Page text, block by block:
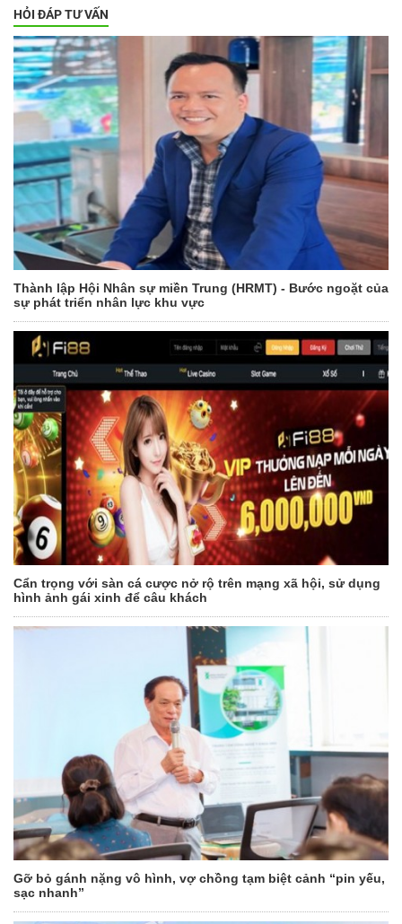
HỎI ĐÁP TƯ VẤN
Thành lập Hội Nhân sự miền Trung (HRMT) - Bước ngoặt của
sự phát triển nhân lực khu vực
Cẩn trọng với sàn cá cược nở rộ trên mạng xã hội, sử dụng
hình ảnh gái xinh để câu khách
Gỡ bỏ gánh nặng vô hình, vợ chồng tạm biệt cảnh “pin yếu,
sạc nhanh”